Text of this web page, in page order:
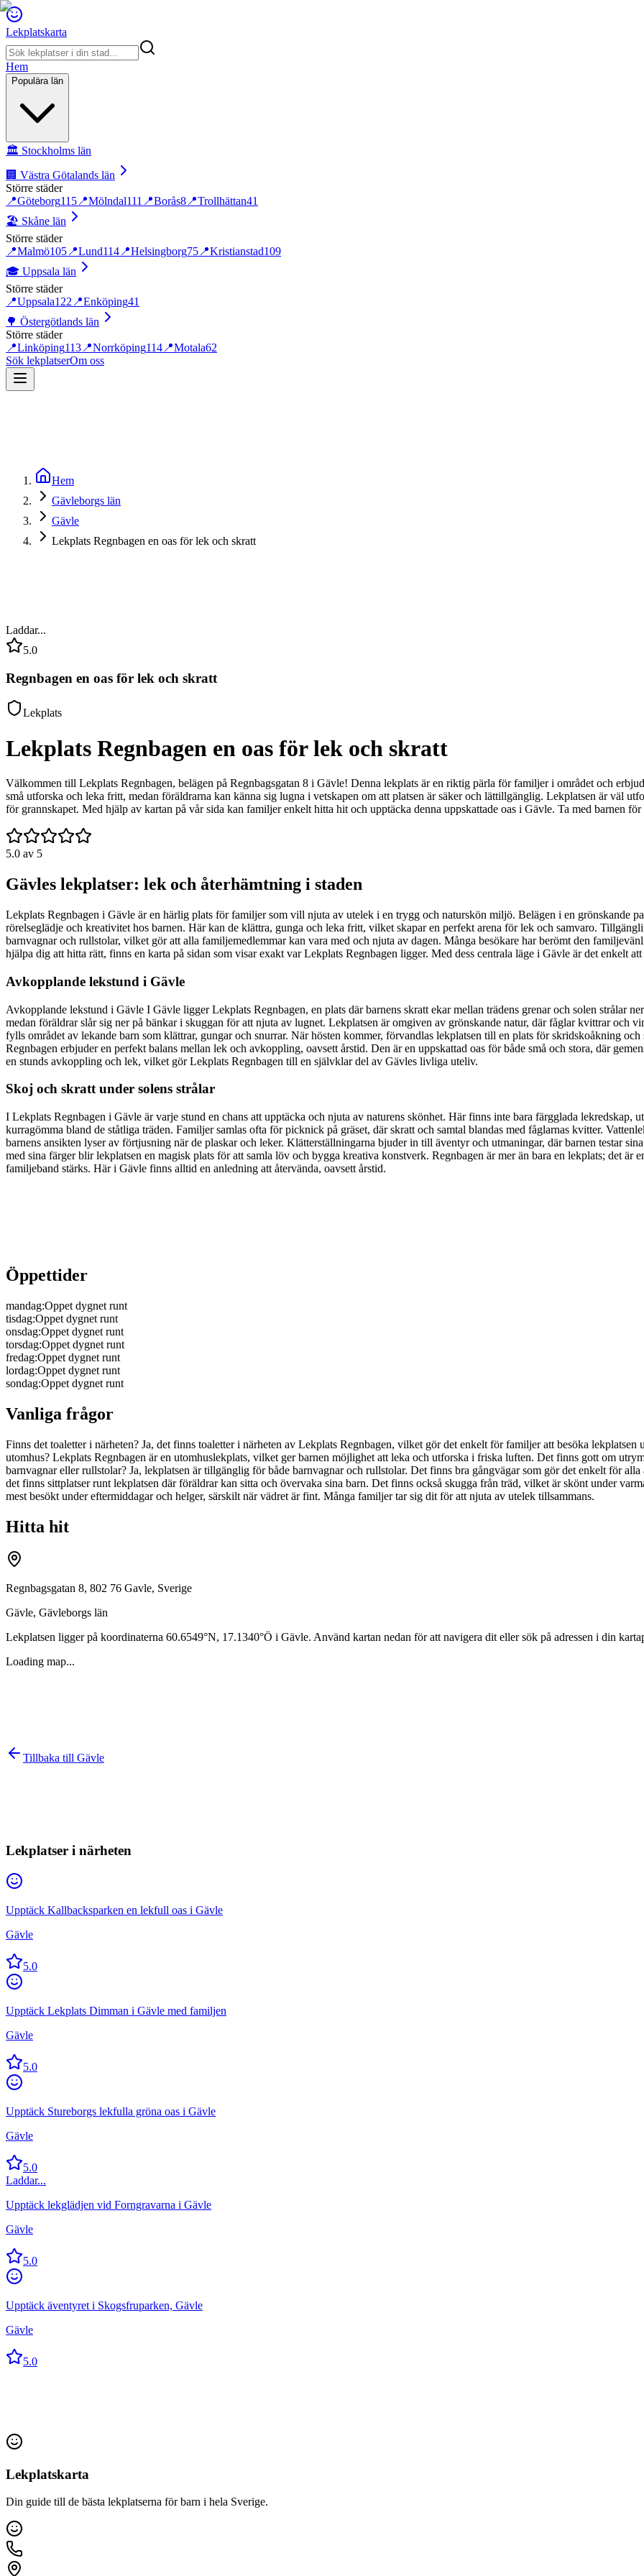
Lekplatskarta
Hem
Populära län
🏛️ Stockholms län
🏢 Västra Götalands län
Större städer
📍Göteborg115 📍Mölndal111 📍Borås8 📍Trollhättan41
🏖️ Skåne län
Större städer
📍Malmö105 📍Lund114 📍Helsingborg75 📍Kristianstad109
🎓 Uppsala län
Större städer
📍Uppsala122 📍Enköping41
🌳 Östergötlands län
Större städer
📍Linköping113 📍Norrköping114 📍Motala62
Sök lekplatserOm oss
Hem
Gävleborgs län
Gävle
Lekplats Regnbagen en oas för lek och skratt
Laddar...
5.0
Regnbagen en oas för lek och skratt
Lekplats
Lekplats Regnbagen en oas för lek och skratt
Välkommen till Lekplats Regnbagen, belägen på Regnbagsgatan 8 i Gävle! Denna lekplats är en riktig pärla för familjer i området och
små utforska och leka fritt, medan föräldrarna kan känna sig lugna i vetskapen om att platsen är säker och lättillgänglig. Lekplatsen är väl
för grannskapet. Med hjälp av kartan på vår sida kan familjer enkelt hitta hit och upptäcka denna uppskattade oas i Gävle. Ta med barnen
5.0 av 5
Gävles lekplatser: lek och återhämtning i staden
Lekplats Regnbagen i Gävle är en härlig plats för familjer som vill njuta av utelek i en trygg och naturskön miljö. Belägen i en grönskande
rörelseglädje och kreativitet hos barnen. Här kan de klättra, gunga och leka fritt, vilket skapar en perfekt arena för lek och samvaro.
barnvagnar och rullstolar, vilket gör att alla familjemedlemmar kan vara med och njuta av dagen. Många besökare har berömt den
hjälpa dig att hitta rätt, finns en karta på sidan som visar exakt var Lekplats Regnbagen ligger. Med dess centrala läge i Gävle är det enkelt
Avkopplande lekstund i Gävle
Avkopplande lekstund i Gävle I Gävle ligger Lekplats Regnbagen, en plats där barnens skratt ekar mellan trädens grenar och solen strålar
medan föräldrar slår sig ner på bänkar i skuggan för att njuta av lugnet. Lekplatsen är omgiven av grönskande natur, där fåglar kvittrar och
fylls området av lekande barn som klättrar, gungar och snurrar. När hösten kommer, förvandlas lekplatsen till en plats för skridskoåkning
Regnbagen erbjuder en perfekt balans mellan lek och avkoppling, oavsett årstid. Den är en uppskattad oas för både små och stora, där
en stunds avkoppling och lek, vilket gör Lekplats Regnbagen till en självklar del av Gävles livliga uteliv.
Skoj och skratt under solens strålar
I Lekplats Regnbagen i Gävle är varje stund en chans att upptäcka och njuta av naturens skönhet. Här finns inte bara färgglada lekredskap,
kurragömma bland de ståtliga träden. Familjer samlas ofta för picknick på gräset, där skratt och samtal blandas med fåglarnas kvitter.
barnens ansikten lyser av förtjusning när de plaskar och leker. Klätterställningarna bjuder in till äventyr och utmaningar, där barnen testar
med sina färger blir lekplatsen en magisk plats för att samla löv och bygga kreativa konstverk. Regnbagen är mer än bara en lekplats; det är
familjeband stärks. Här i Gävle finns alltid en anledning att återvända, oavsett årstid.
Öppettider
mandag:Oppet dygnet runt
tisdag:Oppet dygnet runt
onsdag:Oppet dygnet runt
torsdag:Oppet dygnet runt
fredag:Oppet dygnet runt
lordag:Oppet dygnet runt
sondag:Oppet dygnet runt
Vanliga frågor
Finns det toaletter i närheten? Ja, det finns toaletter i närheten av Lekplats Regnbagen, vilket gör det enkelt för familjer att besöka
utomhus? Lekplats Regnbagen är en utomhuslekplats, vilket ger barnen möjlighet att leka och utforska i friska luften. Det finns gott om
barnvagnar eller rullstolar? Ja, lekplatsen är tillgänglig för både barnvagnar och rullstolar. Det finns bra gångvägar som gör det enkelt för
det finns sittplatser runt lekplatsen där föräldrar kan sitta och övervaka sina barn. Det finns också skugga från träd, vilket är skönt under
mest besökt under eftermiddagar och helger, särskilt när vädret är fint. Många familjer tar sig dit för att njuta av utelek tillsammans.
Hitta hit
Regnbagsgatan 8, 802 76 Gavle, Sverige
Gävle, Gävleborgs län
Lekplatsen ligger på koordinaterna 60.6549°N, 17.1340°Ö i Gävle. Använd kartan nedan för att navigera dit eller sök på adressen i din
Loading map...
Tillbaka till Gävle
Lekplatser i närheten
Upptäck Kallbacksparken en lekfull oas i Gävle
Gävle
5.0
Upptäck Lekplats Dimman i Gävle med familjen
Gävle
5.0
Upptäck Stureborgs lekfulla gröna oas i Gävle
Gävle
5.0
Laddar...
Upptäck lekglädjen vid Forngravarna i Gävle
Gävle
5.0
Upptäck äventyret i Skogsfruparken, Gävle
Gävle
5.0
Lekplatskarta
Din guide till de bästa lekplatserna för barn i hela Sverige.